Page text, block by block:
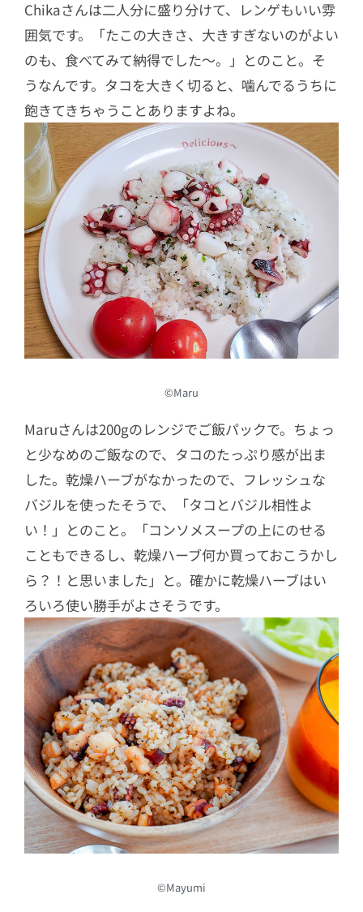
Chikaさんは二人分に盛り分けて、レンゲもいい雰
囲気です。「たこの大きさ、大きすぎないのがよい
のも、食べてみて納得でした～。」とのこと。そ
うなんです。タコを大きく切ると、噛んでるうちに
飽きてきちゃうことありますよね。
©Maru
Maruさんは200gのレンジでご飯パックで。ちょっ
と少なめのご飯なので、タコのたっぷり感が出ま
した。乾燥ハーブがなかったので、フレッシュな
バジルを使ったそうで、「タコとバジル相性よ
い！」とのこと。「コンソメスープの上にのせる
こともできるし、乾燥ハーブ何か買っておこうかし
ら？！と思いました」と。確かに乾燥ハーブはい
ろいろ使い勝手がよさそうです。
©Mayumi